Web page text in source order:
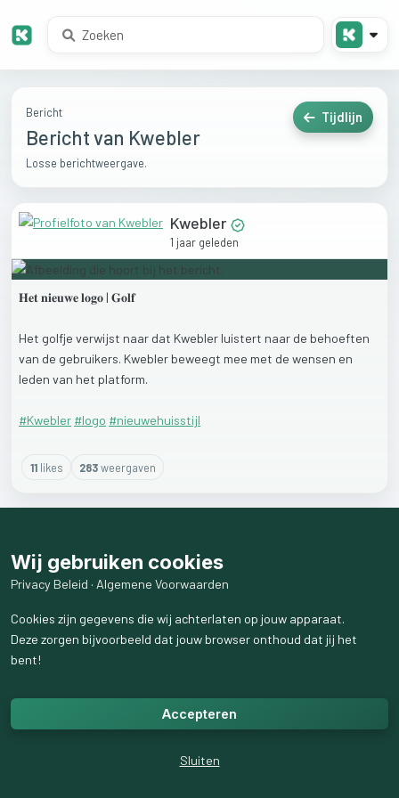
Bericht
Bericht van Kwebler
Losse berichtweergave.
Tijdlijn
Kwebler
1 jaar geleden
𝐇𝐞𝐭𝐧𝐢𝐞𝐮𝐰𝐞𝐥𝐨𝐠𝐨 | 𝐆𝐨𝐥𝐟
Het golfje verwijst naar dat Kwebler luistert naar de behoeften
van de gebruikers. Kwebler beweegt mee met de wensen en
leden van het platform.
#Kwebler #logo #nieuwehuisstijl
11likes 283weergaven
Wij gebruiken cookies
Privacy Beleid · Algemene Voorwaarden
Cookies zijn gegevens die wij achterlaten op jouw apparaat.
Deze zorgen bijvoorbeeld dat jouw browser onthoud dat jij het
bent!
Accepteren
Sluiten